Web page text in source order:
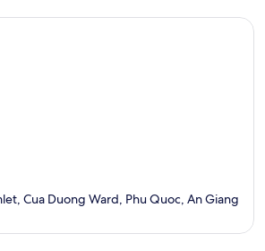
Cua Duong Ward, Phu Quoc, An Giang